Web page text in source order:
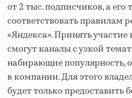
от 2 тыс. подписчиков, а его
соответствовать правилам
«Яндекса». Принять
смогут каналы с узкой
набирающие популярность,
в компании. Для этого
будет только предоставить